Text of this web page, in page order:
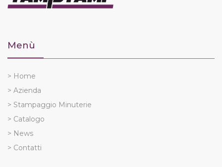
Menù
> Home
> Azienda
> Stampaggio Minuterie
> Catalogo
> News
> Contatti